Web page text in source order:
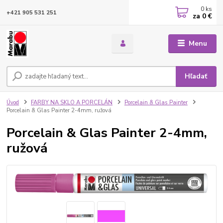
Menu
Hľadať
+421 905 531 251 0 ks
za 0 €
Úvod FARBY NA SKLO A PORCELÁN
Porcelain & Glas Painter
Porcelain & Glas Painter 2-4mm, ružová
Porcelain & Glas Painter 2-4mm,
ružová